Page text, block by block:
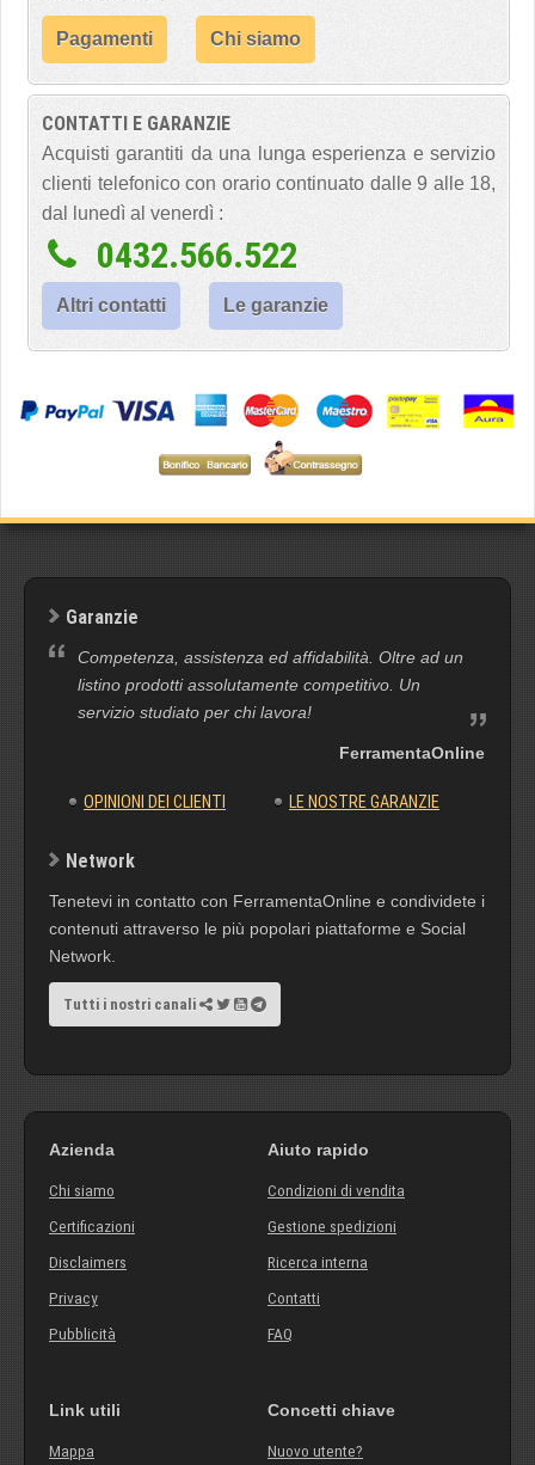
Pagamenti Chi siamo
CONTATTI E GARANZIE
Acquisti garantiti da una lunga esperienza e servizio
clienti telefonico con orario continuato dalle 9 alle 18,
dal lunedì al venerdì :
0432.566.522
Altri contatti Le garanzie
Garanzie
Competenza, assistenza ed affidabilità. Oltre ad un
listino prodotti assolutamente competitivo. Un
servizio studiato per chi lavora!
FerramentaOnline
OPINIONI DEI CLIENTI LE NOSTRE GARANZIE
Network
Tenetevi in contatto con FerramentaOnline e condividete i
contenuti attraverso le più popolari piattaforme e Social
Network.
Tutti i nostri canali
Azienda
Chi siamo
Certificazioni
Disclaimers
Privacy
Pubblicità
Aiuto rapido
Condizioni di vendita
Gestione spedizioni
Ricerca interna
Contatti
FAQ
Link utili
Mappa
Concetti chiave
Nuovo utente?